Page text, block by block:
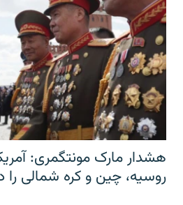
هشدار مارک مونتگمری:
روسیه، چین و کره شمالی